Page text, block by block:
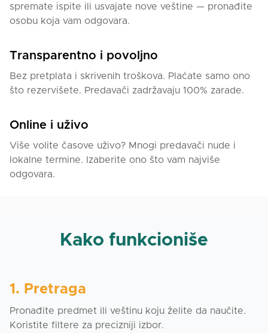
spremate ispite ili usvajate nove veštine — pronađite
osobu koja vam odgovara.
Transparentno i povoljno
Bez pretplata i skrivenih troškova. Plaćate samo ono
što rezervišete. Predavači zadržavaju 100% zarade.
Online i uživo
Više volite časove uživo? Mnogi predavači nude i
lokalne termine. Izaberite ono što vam najviše
odgovara.
Kako funkcioniše
1. Pretraga
Pronađite predmet ili veštinu koju želite da naučite.
Koristite filtere za precizniji izbor.